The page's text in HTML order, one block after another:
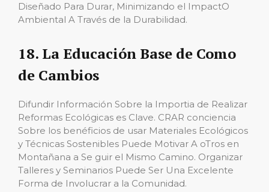
Diseñado Para Durar, Minimizando el ImpactO
Ambiental A Través de la Durabilidad.
18. La Educación Base de Como
de Cambios
Difundir Información Sobre la Importia de Realizar
Reformas Ecológicas es Clave. CRAR conciencia
Sobre los benéficios de usar Materiales Ecológicos
y Técnicas Sostenibles Puede Motivar A oTros en
Montañana a Se guir el Mismo Camino. Organizar
Talleres y Seminarios Puede Ser Una Excelente
Forma de Involucrar a la Comunidad.